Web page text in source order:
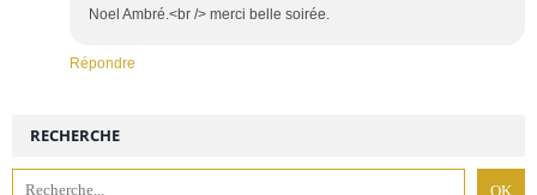
Noel Ambré.<br /> merci belle soirée.
Répondre
RECHERCHE